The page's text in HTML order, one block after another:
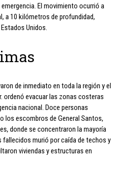
El movimiento ocurrió a
a 10 kilómetros de profundidad,
Unidos.
de inmediato en toda la región y el
ordenó evacuar las zonas costeras
nacional. Doce personas
los escombros de General Santos,
donde se concentraron la mayoría
fallecidos murió por caída de techos y
viviendas y estructuras en